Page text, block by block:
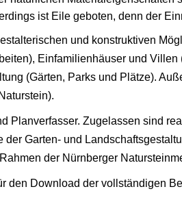
ist Eile geboten, denn der
und konstruktiven
Einfamilienhäuser und
(Gärten, Parks und Plätze).
Planverfasser. Zugelassen sind
Garten- und
der Nürnberger
den Download der vollständigen